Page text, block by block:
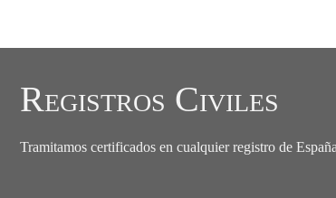
Registros Civiles
Tramitamos certificados en cualquier registro de